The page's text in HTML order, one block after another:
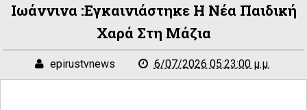
Ιωάννινα :Εγκαινιάστηκε Η Νέα Παιδική
Χαρά Στη Μάζια
epirustvnews 6/07/2026 05:23:00 μ.μ.